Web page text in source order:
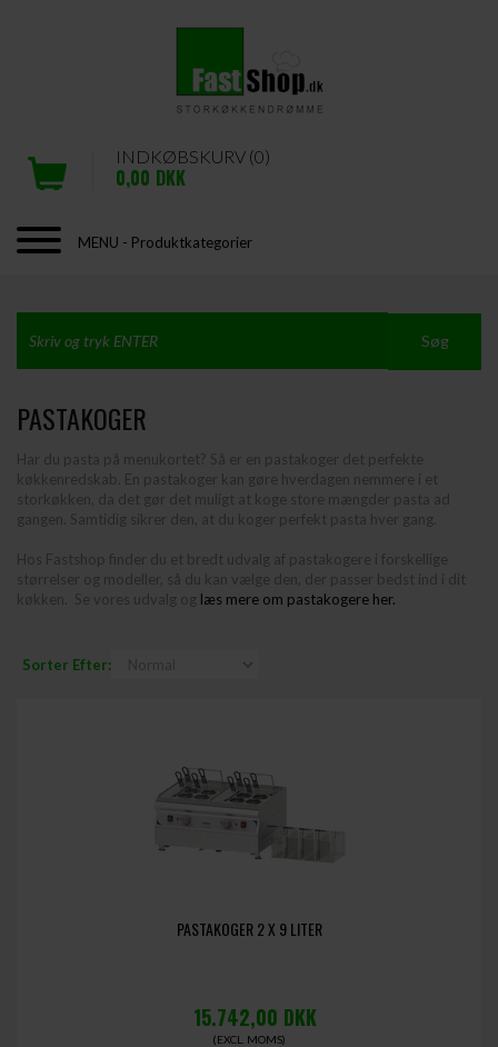
INDKØBSKURV (0)
0,00 DKK
MENU - Produktkategorier
PASTAKOGER
Har du pasta på menukortet? Så er en pastakoger det perfekte
køkkenredskab. En pastakoger kan gøre hverdagen nemmere i et
storkøkken, da det gør det muligt at koge store mængder pasta ad
gangen. Samtidig sikrer den, at du koger perfekt pasta hver gang.
Hos Fastshop finder du et bredt udvalg af pastakogere i forskellige
størrelser og modeller, så du kan vælge den, der passer bedst ind i dit
køkken. Se vores udvalg og læs mere om pastakogere her.
Sorter Efter:
PASTAKOGER 2 X 9 LITER
15.742,00 DKK
(EXCL. MOMS)